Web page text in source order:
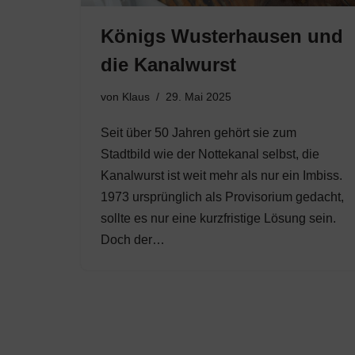
Königs Wusterhausen und
die Kanalwurst
von Klaus 29. Mai 2025
Seit über 50 Jahren gehört sie zum
Stadtbild wie der Nottekanal selbst, die
Kanalwurst ist weit mehr als nur ein Imbiss.
1973 ursprünglich als Provisorium gedacht,
sollte es nur eine kurzfristige Lösung sein.
Doch der…